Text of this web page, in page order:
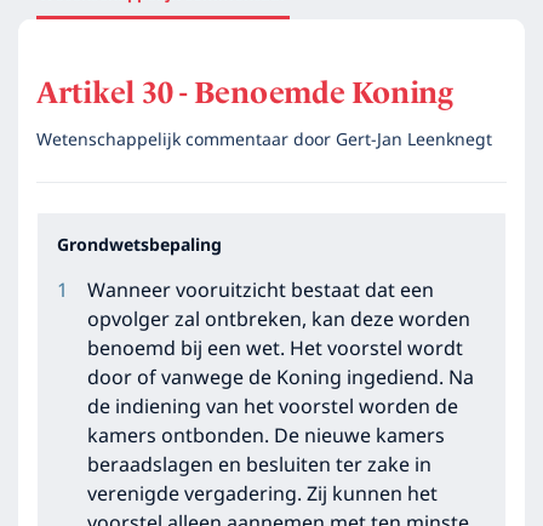
Artikel 30 - Benoemde Koning
Wetenschappelijk commentaar door Gert-Jan Leenknegt
Grondwetsbepaling
Wanneer vooruitzicht bestaat dat een
opvolger zal ontbreken, kan deze worden
benoemd bij een wet. Het voorstel wordt
door of vanwege de Koning ingediend. Na
de indiening van het voorstel worden de
kamers ontbonden. De nieuwe kamers
beraadslagen en besluiten ter zake in
verenigde vergadering. Zij kunnen het